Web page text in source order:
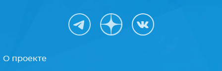
О проекте